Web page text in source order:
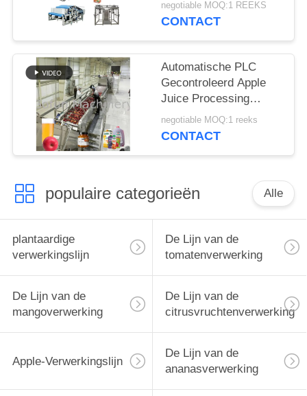
negotiable MOQ:1 REEKS
CONTACT
Automatische PLC
Gecontroleerd Apple
Juice Processing
Machine 0.5T/H -
30T/H
negotiable MOQ:1 reeks
CONTACT
populaire categorieën Alle
plantaardige
verwerkingslijn
De Lijn van de
tomatenverwerking
De Lijn van de
mangoverwerking
De Lijn van de
citrusvruchtenverwerking
Apple-Verwerkingslijn
De Lijn van de
ananasverwerking